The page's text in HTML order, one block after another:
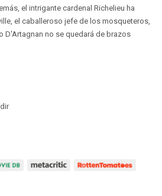
el intrigante cardenal Richelieu ha
el caballeroso jefe de los mosqueteros,
D'Artagnan no se quedará de brazos